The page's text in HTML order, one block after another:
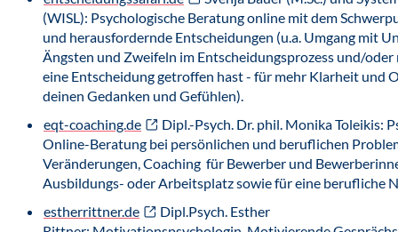
(WISL): Psychologische Beratung online mit dem
und herausfordernde Entscheidungen (u.a. Umgang mit
Ängsten und Zweifeln im Entscheidungsprozess und/oder
eine Entscheidung getroffen hast - für mehr Klarheit und
deinen Gedanken und Gefühlen).
eqt-coaching.de
Dipl.-Psych. Dr. phil. Monika Toleikis:
Online-Beratung bei persönlichen und beruflichen
Veränderungen, Coaching für Bewerber und
Ausbildungs- oder Arbeitsplatz sowie für eine berufliche
estherrittner.de
Dipl.Psych. Esther